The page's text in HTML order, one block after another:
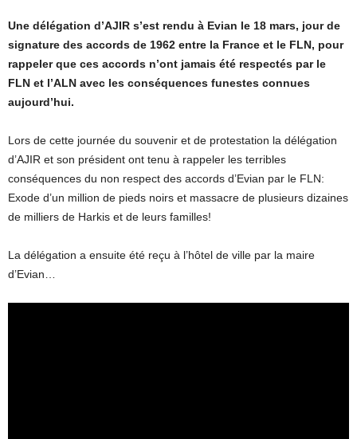
Une délégation d’AJIR s’est rendu à Evian le 18 mars, jour de
signature des accords de 1962 entre la France et le FLN, pour
rappeler que ces accords n’ont jamais été respectés par le
FLN et l’ALN avec les conséquences funestes connues
aujourd’hui.
Lors de cette journée du souvenir et de protestation la délégation
d’AJIR et son président ont tenu à rappeler les terribles
conséquences du non respect des accords d’Evian par le FLN:
Exode d’un million de pieds noirs et massacre de plusieurs dizaines
de milliers de Harkis et de leurs familles!
La délégation a ensuite été reçu à l’hôtel de ville par la maire
d’Evian…